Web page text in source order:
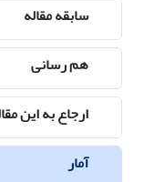
سابقه مقاله
هم رسانی
ارجاع به این
آمار